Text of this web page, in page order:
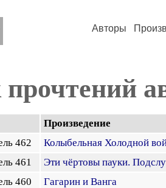
Авторы
Произведение
462
Колыбельная Холодной
461
Эти чёртовы пауки.
460
Гагарин и Ванга